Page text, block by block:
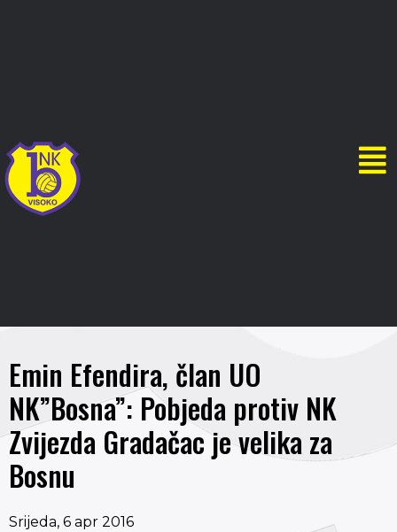
Emin Efendira, član UO
NK”Bosna”: Pobjeda protiv NK
Zvijezda Gradačac je velika za
Bosnu
Srijeda, 6 apr 2016